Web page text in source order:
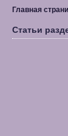
Главная
Статьи